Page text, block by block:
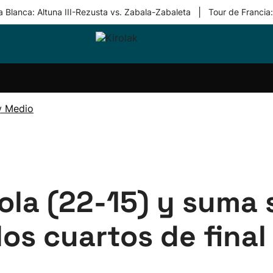
Blanca: Altuna III-Rezusta vs. Zabala-Zabaleta Tour de
Equipos
Medio
(22-15) y
cuartos de